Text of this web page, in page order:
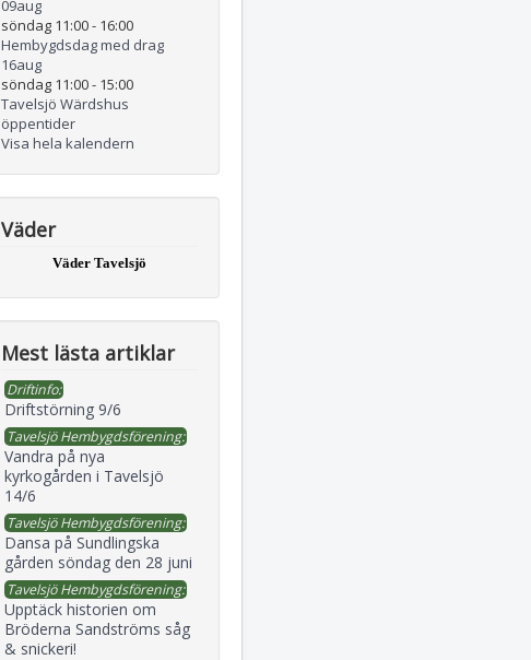
09aug
söndag 11:00- 16:00
Hembygdsdag med drag
16aug
söndag 11:00- 15:00
Tavelsjö Wärdshus
öppentider
Visa hela kalendern
Väder
Väder Tavelsjö
Mest lästa artiklar
Driftinfo:
Driftstörning 9/6
Tavelsjö Hembygdsförening:
Vandra på nya
kyrkogården i Tavelsjö
14/6
Tavelsjö Hembygdsförening:
Dansa på Sundlingska
gården söndag den 28 juni
Tavelsjö Hembygdsförening:
Upptäck historien om
Bröderna Sandströms såg
& snickeri!